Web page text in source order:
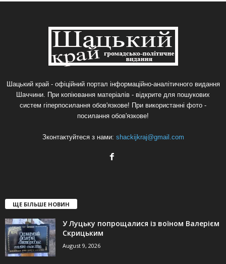
Шацький край - офіційний портал інформаційно-аналітичного видання
Шаччини. При копіювання матеріалів - відкрите для пошукових
систем гіперпосилання обов'язкове! При використанні фото -
посилання обов'язкове!
Зконтактуйтеся з нами: shackijkraj@gmail.com
ЩЕ БІЛЬШЕ НОВИН
У Луцьку попрощалися із воїном Валерієм
Скрицьким
August 9, 2026